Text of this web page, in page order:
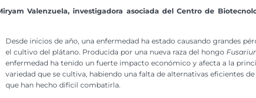
Valenzuela, investigadora asociada del Centro de
Desde inicios de año, una enfermedad ha estado causando grandes
el cultivo del plátano. Producida por una nueva raza del hongo
enfermedad ha tenido un fuerte impacto económico y afecta a la
variedad que se cultiva, habiendo una falta de alternativas eficientes
que han hecho difícil combatirla.